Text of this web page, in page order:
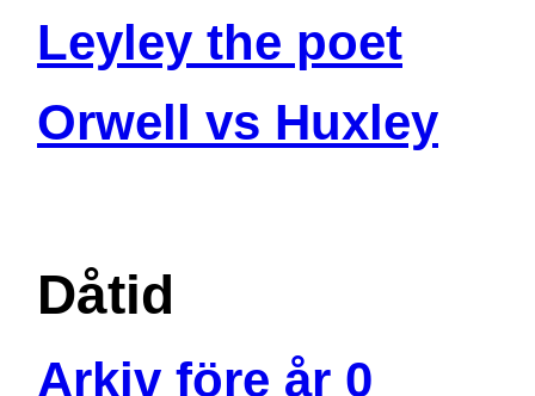
Leyley the poet
Orwell vs Huxley
Dåtid
Arkiv före år 0